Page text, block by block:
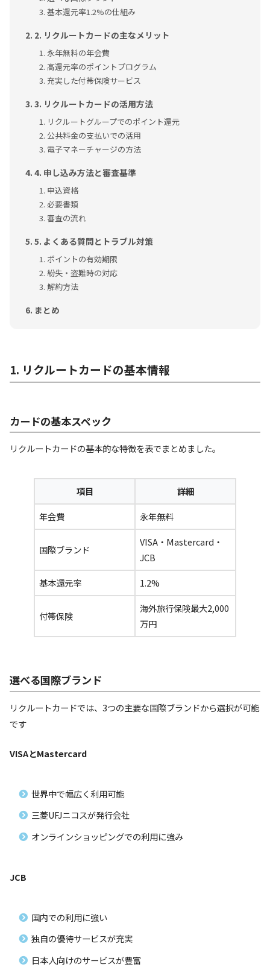
基本還元率1.2%の仕組み
2. リクルートカードの主なメリット
永年無料の年会費
高還元率のポイントプログラム
充実した付帯保険サービス
3. リクルートカードの活用方法
リクルートグループでのポイント還元
公共料金の支払いでの活用
電子マネーチャージの方法
4. 申し込み方法と審査基準
申込資格
必要書類
審査の流れ
5. よくある質問とトラブル対策
ポイントの有効期限
紛失・盗難時の対応
解約方法
まとめ
1. リクルートカードの基本情報
カードの基本スペック
リクルートカードの基本的な特徴を表でまとめました。
項目
詳細
年会費
永年無料
国際ブランド
VISA・Mastercard・
JCB
基本還元率
1.2%
付帯保険
海外旅行保険最大2,000
万円
選べる国際ブランド
リクルートカードでは、3つの主要な国際ブランドから選択が可能
です
VISAとMastercard
世界中で幅広く利用可能
三菱UFJニコスが発行会社
オンラインショッピングでの利用に強み
JCB
国内での利用に強い
独自の優待サービスが充実
日本人向けのサービスが豊富